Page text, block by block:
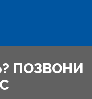
ПОЗВОНИ